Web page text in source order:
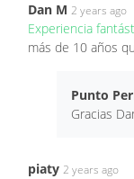
Dan M 2 years ago
Experiencia
más de 10 años
Punto
Gracias
piaty 2 years ago